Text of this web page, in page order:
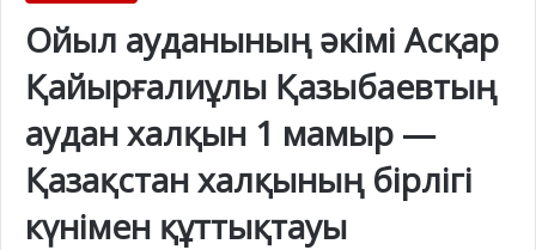
Ойыл ауданының әкімі Асқар
Қайырғалиұлы Қазыбаевтың
аудан халқын 1 мамыр —
Қазақстан халқының бірлігі
күнімен құттықтауы